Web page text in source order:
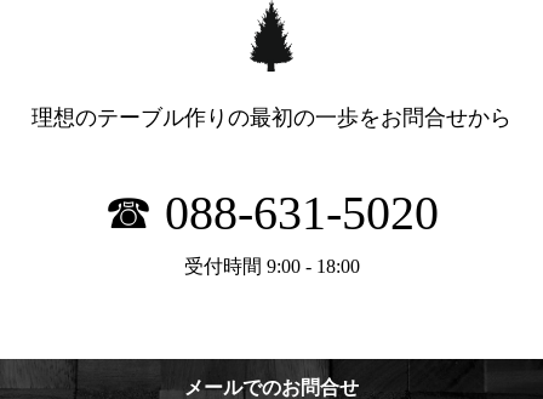
理想のテーブル作りの最初の一歩をお問合せから
☎ 088-631-5020
受付時間 9:00 - 18:00
メールでのお問合せ